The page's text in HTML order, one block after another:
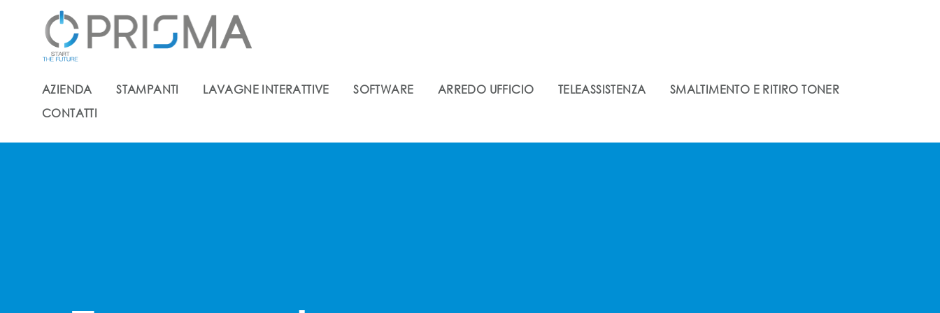
AZIENDA STAMPANTI LAVAGNE INTERATTIVE SOFTWARE ARREDO UFFICIO TELEASSISTENZA
SMALTIMENTO E RITIRO TONER
CONTATTI